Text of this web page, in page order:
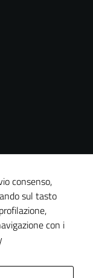
di non
consenso,
sul tasto
con i